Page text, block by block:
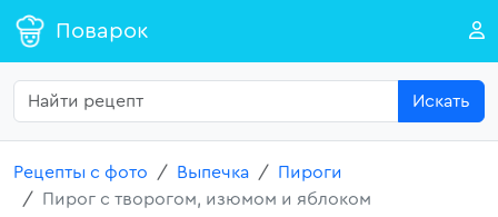
Поварок
Искать
Рецепты с фото Выпечка
Пироги
Пирог с творогом, изюмом и яблоком